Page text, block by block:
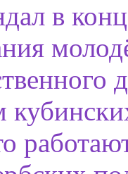
в